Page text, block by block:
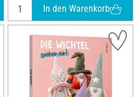
In den Warenkorb